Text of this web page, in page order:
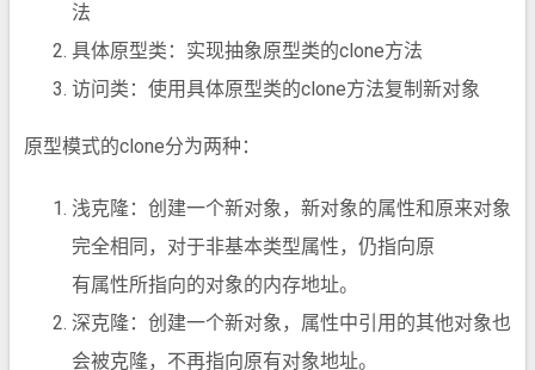
法
具体原型类：实现抽象原型类的clone方法
访问类：使用具体原型类的clone方法复制新对象
原型模式的clone分为两种：
浅克隆：创建一个新对象，新对象的属性和原来对象
完全相同，对于非基本类型属性，仍指向原
有属性所指向的对象的内存地址。
深克隆：创建一个新对象，属性中引用的其他对象也
会被克隆，不再指向原有对象地址。